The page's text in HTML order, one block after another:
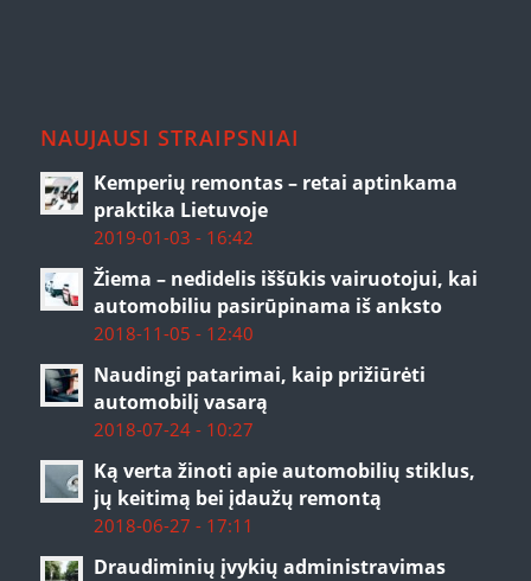
NAUJAUSI STRAIPSNIAI
Kemperių remontas – retai aptinkama
praktika Lietuvoje
2019-01-03 - 16:42
Žiema – nedidelis iššūkis vairuotojui, kai
automobiliu pasirūpinama iš anksto
2018-11-05 - 12:40
Naudingi patarimai, kaip prižiūrėti
automobilį vasarą
2018-07-24 - 10:27
Ką verta žinoti apie automobilių stiklus,
jų keitimą bei įdaužų remontą
2018-06-27 - 17:11
Draudiminių įvykių administravimas